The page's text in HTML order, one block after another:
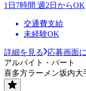
1日7時間 週2日からOK
交通費支給
未経験OK
詳細を見る
応募画面
アルバイト・パート
喜多方ラーメン坂内大